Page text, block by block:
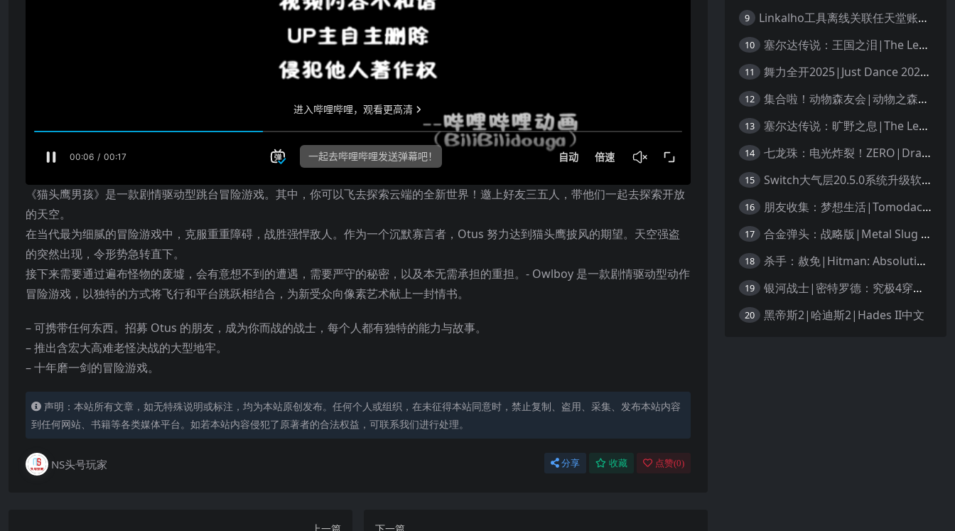
《猫头鹰男孩》是一款剧情驱动型跳台冒险游戏。其中，你可以飞去探索云端的全新世界！邀上好友三五人，带他们一起去探索开放
的天空。
在当代最为细腻的冒险游戏中，克服重重障碍，战胜强悍敌人。作为一个沉默寡言者，Otus 努力达到猫头鹰披风的期望。天空强盗
的突然出现，令形势急转直下。
接下来需要通过遍布怪物的废墟，会有意想不到的遭遇，需要严守的秘密，以及本无需承担的重担。- Owlboy 是一款剧情驱动型动作
冒险游戏，以独特的方式将飞行和平台跳跃相结合，为新受众向像素艺术献上一封情书。
– 可携带任何东西。招募 Otus 的朋友，成为你而战的战士，每个人都有独特的能力与故事。
– 推出含宏大高难老怪决战的大型地牢。
– 十年磨一剑的冒险游戏。
声明：本站所有文章，如无特殊说明或标注，均为本站原创发布。任何个人或组织，在未征得本站同意时，禁止复制、盗用、采集、发布本站内容
到任何网站、书籍等各类媒体平台。如若本站内容侵犯了原著者的合法权益，可联系我们进行处理。
NS头号玩家 分享 收藏 点赞(0)
9 Linkalho工具离线关联任天堂账户教程
10 塞尔达传说：王国之泪|The Legend of Zelda: Tears of the Kingdom中文
11 舞力全开2025|Just Dance 2025中文
12 集合啦！动物森友会|动物之森|Animal Crossing: New Horizons中文
13 塞尔达传说：旷野之息|The Legend of Zelda: Breath of the Wild中文
14 七龙珠：电光炸裂！ZERO|Dragon Ball: Sparking! Zero中文
15 Switch大气层20.5.0系统升级软硬破通用教程
16 朋友收集：梦想生活|Tomodachi Life: Living the Dream中文
17 合金弹头：战略版|Metal Slug Tactics中文
18 杀手：赦免|Hitman: Absolution汉化
19 银河战士|密特罗德：究极4穿越未知|Metroid Prime 4: Beyond中文
20 黑帝斯2|哈迪斯2|Hades II中文